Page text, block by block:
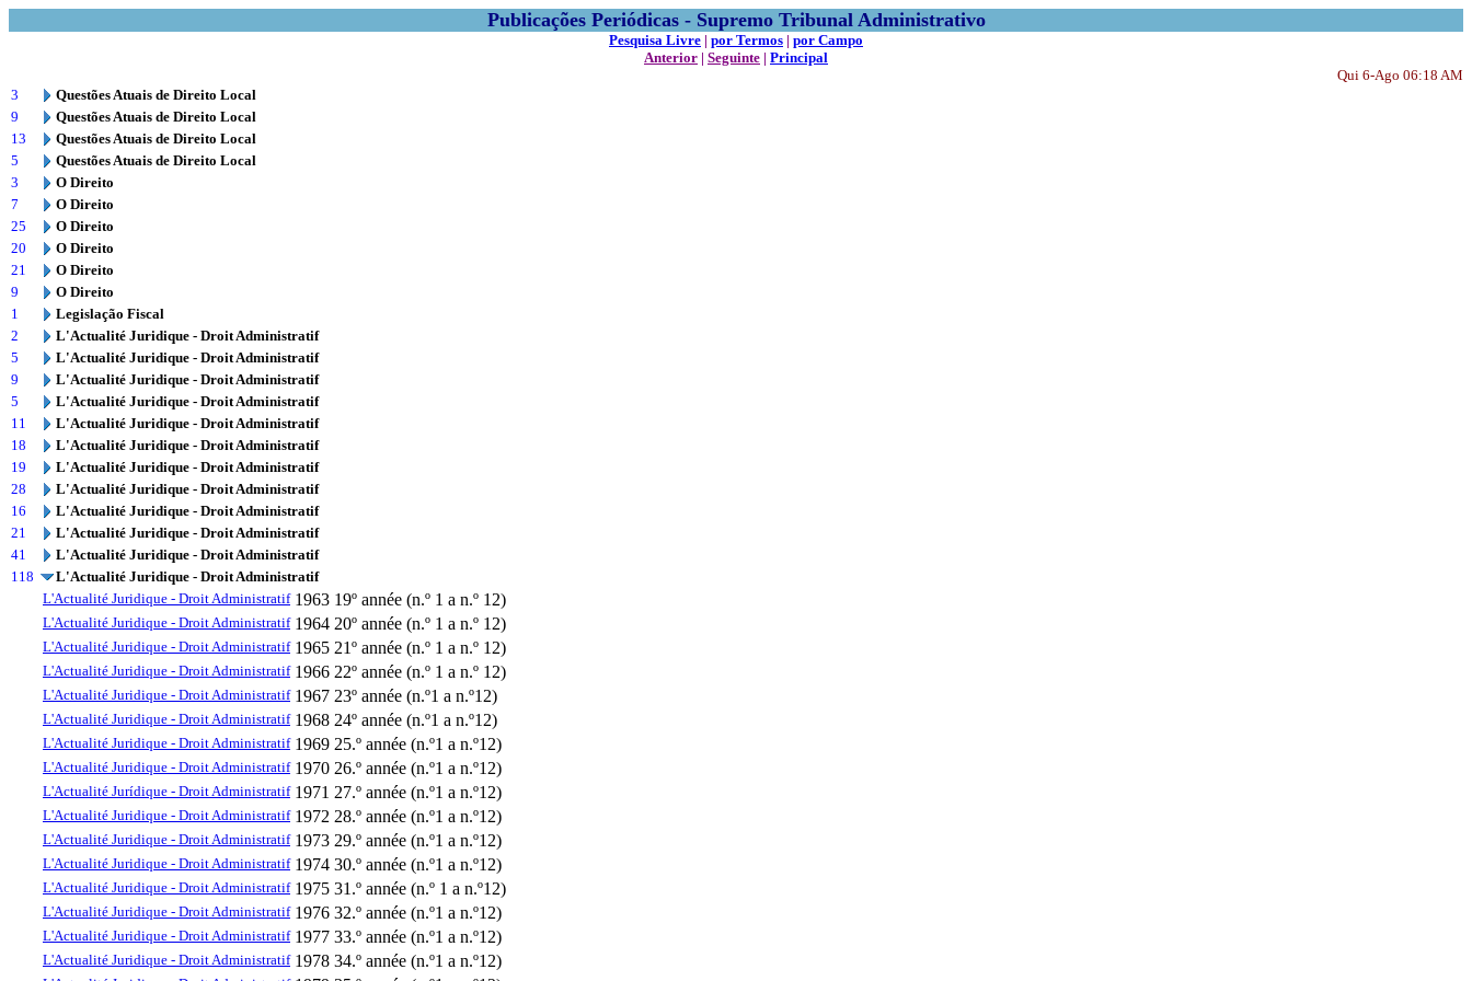
Publicações Periódicas - Supremo Tribunal Administrativo
Pesquisa Livre | por Termos | por Campo
Anterior | Seguinte | Principal
Qui 6-Ago 06:18 AM
3
Questões Atuais de Direito Local
9
Questões Atuais de Direito Local
13
Questões Atuais de Direito Local
5
Questões Atuais de Direito Local
3
O Direito
7
O Direito
25
O Direito
20
O Direito
21
O Direito
9
O Direito
1
Legislação Fiscal
2
L'Actualité Juridique - Droit Administratif
5
L'Actualité Juridique - Droit Administratif
9
L'Actualité Juridique - Droit Administratif
5
L'Actualité Juridique - Droit Administratif
11
L'Actualité Juridique - Droit Administratif
18
L'Actualité Juridique - Droit Administratif
19
L'Actualité Juridique - Droit Administratif
28
L'Actualité Juridique - Droit Administratif
16
L'Actualité Juridique - Droit Administratif
21
L'Actualité Juridique - Droit Administratif
41
L'Actualité Juridique - Droit Administratif
118
L'Actualité Juridique - Droit Administratif
L'Actualité Juridique - Droit Administratif 1963 19º année (n.º 1 a n.º 12)
L'Actualité Juridique - Droit Administratif 1964 20º année (n.º 1 a n.º 12)
L'Actualité Juridique - Droit Administratif 1965 21º année (n.º 1 a n.º 12)
L'Actualité Juridique - Droit Administratif 1966 22º année (n.º 1 a n.º 12)
L'Actualité Juridique - Droit Administratif 1967 23º année (n.º1 a n.º12)
L'Actualité Juridique - Droit Administratif 1968 24º année (n.º1 a n.º12)
L'Actualité Juridique - Droit Administratif 1969 25.º année (n.º1 a n.º12)
L'Actualité Juridique - Droit Administratif 1970 26.º année (n.º1 a n.º12)
L'Actualité Jurídique - Droit Administratif 1971 27.º année (n.º1 a n.º12)
L'Actualité Juridique - Droit Administratif 1972 28.º année (n.º1 a n.º12)
L'Actualité Juridique - Droit Administratif 1973 29.º année (n.º1 a n.º12)
L'Actualité Juridique - Droit Administratif 1974 30.º année (n.º1 a n.º12)
L'Actualité Juridique - Droit Administratif 1975 31.º année (n.º 1 a n.º12)
L'Actualité Juridique - Droit Administratif 1976 32.º année (n.º1 a n.º12)
L'Actualité Juridique - Droit Administratif 1977 33.º année (n.º1 a n.º12)
L'Actualité Juridique - Droit Administratif 1978 34.º année (n.º1 a n.º12)